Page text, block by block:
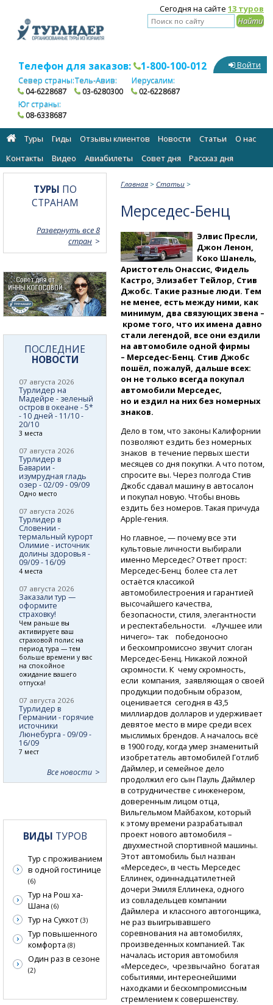
Сегодня на сайте 13 туров
Телефон для заказов: 1-800-100-012
Север страны:
04-6228687
Тель-Авив:
03-6280300
Иерусалим:
02-6228687
Юг страны:
08-6338687
Войти
Туры Гиды Отзывы клиентов Новости Статьи
О нас
Контакты
Видео Авиабилеты Cовет дня Рассказ дня
Главная > Статьи >
Мерседес-Бенц
Элвис Пресли,
Джон Ленон,
Коко Шанель,
Аристотель Онассис, Фидель
Кастро, Элизабет Тейлор, Стив
Джобс. Такие разные люди. Тем
не менее, есть между ними, как
минимум, два связующих звена –
кроме того, что их имена давно
стали легендой, все они ездили
на автомобиле одной фирмы
– Мерседес-Бенц. Стив Джобс
пошёл, пожалуй, дальше всех:
он не только всегда покупал
автомобили Мерседес,
но и ездил на них без номерных
знаков.
Дело в том, что законы Калифорнии
позволяют ездить без номерных
знаков в течение первых шести
месяцев со дня покупки. А что потом,
спросите вы. Через полгода Стив
Джобс сдавал машину в автосалон
и покупал новую. Чтобы вновь
ездить без номеров. Такая причуда
Apple-гения.
Но главное, — почему все эти
культовые личности выбирали
именно Мерседес? Ответ прост:
Мерседес-Бенц более ста лет
остаётся классикой
автомобилестроения и гарантией
высочайшего качества,
безопасности, стиля, элегантности
и респектабельности. «Лучшее или
ничего»- так победоносно
и бескомпромиссно звучит слоган
Мерседес-Бенц. Никакой ложной
скромности. К чему скромность,
если компания, заявляющая о своей
продукции подобным образом,
оценивается сегодня в 43,5
миллиардов долларов и удерживает
девятое место в мире среди всех
мыслимых брендов. А началось всё
в 1900 году, когда умер знаменитый
изобретатель автомобилей Готлиб
Даймлер, и семейное дело
продолжил его сын Пауль Даймлер
в сотрудничестве с инженером,
доверенным лицом отца,
Вильгельмом Майбахом, который
к этому времени разрабатывал
проект нового автомобиля –
двухместной спортивной машины.
Этот автомобиль был назван
«Мерседес», в честь Мерседес
Еллинек, одиннадцатилетней
дочери Эмиля Еллинека, одного
из совладельцев компании
Даймлера и классного автогонщика,
не раз выигрывавшего
соревнования на автомобилях,
произведенных компанией. Так
началась история автомобиля
«Мерседес», чрезвычайно богатая
событиями, интереснейшими
находками и бескомпромиссным
стремлением к совершенству.
ТУРЫ ПО
СТРАНАМ
Развернуть все 8
стран
ПОСЛЕДНИЕ
НОВОСТИ
07 августа 2026
Турлидер на
Мадейре - зеленый
остров в океане - 5*
- 10 дней - 11/10 -
20/10
3 места
07 августа 2026
Турлидер в
Баварии -
изумрудная гладь
озер - 02/09 - 09/09
Одно место
07 августа 2026
Турлидер в
Словении -
термальный курорт
Олимие - источник
долины здоровья -
09/09 - 16/09
4 места
07 августа 2026
Заказали тур —
оформите
страховку!
Чем раньше вы
активируете ваш
страховой полис на
период тура — тем
больше времени у вас
на спокойное
ожидание вашего
отпуска!
07 августа 2026
Турлидер в
Германии - горячие
источники
Люнебурга - 09/09 -
16/09
7 мест
Все новости
ВИДЫ ТУРОВ
Тур с проживанием
в одной гостинице
(6)
Тур на Рош ха-
Шана (6)
Тур на Суккот (3)
Тур повышенного
комфорта (8)
Один раз в сезоне
(2)